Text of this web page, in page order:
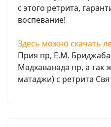
с этого ретрита,
воспевание!
Здесь можно скачать
Прия пр, Е.М.
Мадхаванада пр, а так
матаджи) с ретрита